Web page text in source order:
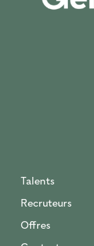
Talents
Recruteurs
Offres